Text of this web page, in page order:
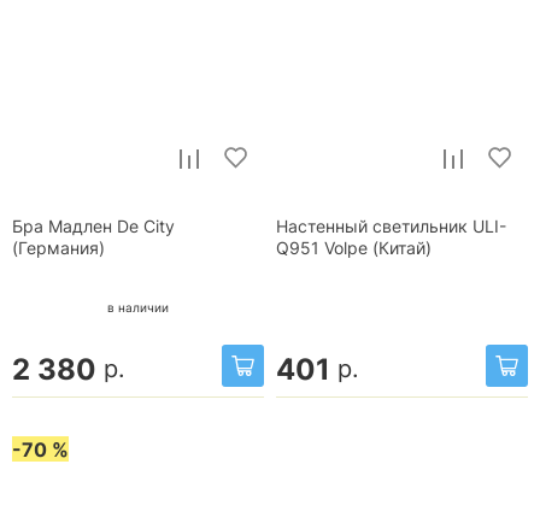
Бра Мадлен De City
(Германия)
в наличии
2 380 р.
Настенный светильник ULI-
Q951 Volpe (Китай)
401 р.
-70 %